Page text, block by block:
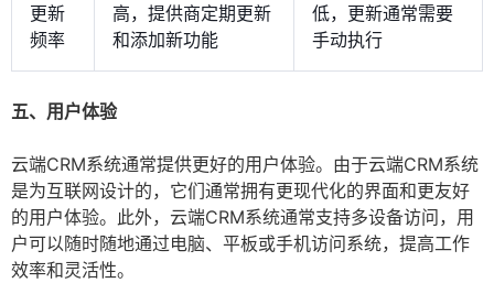
更新
频率
高，提供商定期更新
和添加新功能
低，更新通常需要
手动执行
五、用户体验
云端CRM系统通常提供更好的用户体验。由于云端CRM系统
是为互联网设计的，它们通常拥有更现代化的界面和更友好
的用户体验。此外，云端CRM系统通常支持多设备访问，用
户可以随时随地通过电脑、平板或手机访问系统，提高工作
效率和灵活性。